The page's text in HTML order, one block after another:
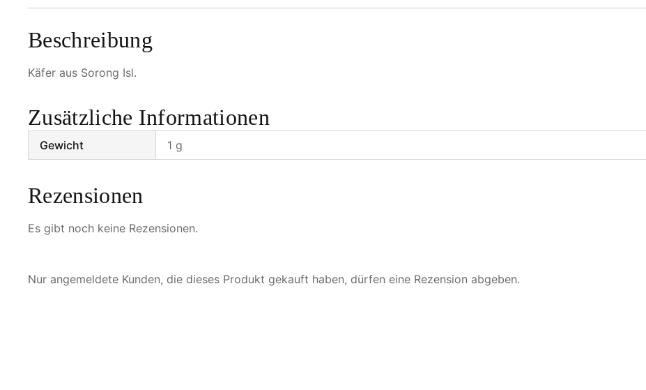
i
g
Beschreibung
Käfer aus Sorong Isl.
Zusätzliche Informationen
Gewicht 1 g
Rezensionen
Es gibt noch keine Rezensionen.
Nur angemeldete Kunden, die dieses Produkt gekauft haben, dürfen eine Rezension abgeben.